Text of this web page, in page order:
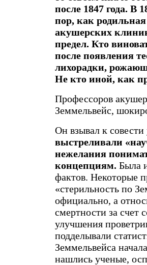
после 1847 года. В
пор, как
акушерских
предел. Кто
после появления
лихорадки,
Не кто иной, как
Профессоров
Земмельвейс,
Он взывал к
выстреливали
нежелания
концепциям. Была
фактов. Некоторые
«стерильность по
официально, а
смертности за счет
улучшения
подделывали
Земмельвейса
нашлись ученые,